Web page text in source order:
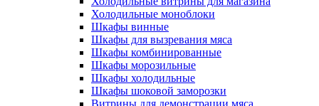
Холодильные моноблоки
Шкафы винные
Шкафы для вызревания мяса
Шкафы комбинированные
Шкафы морозильные
Шкафы холодильные
Шкафы шоковой заморозки
Витрины для демонстрации мяса